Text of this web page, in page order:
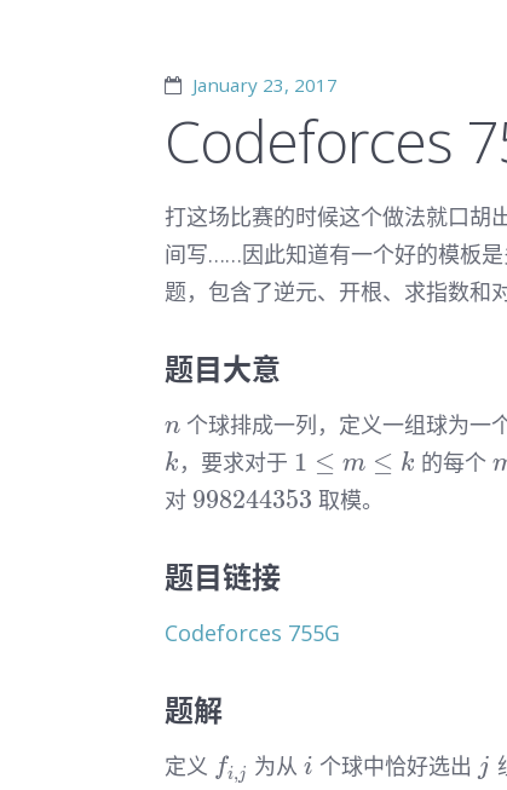
January 23, 2017
Codeforces
打这场比赛的时候这个做法就口
间写……因此知道有一个好的模板
题，包含了逆元、开根、求指数和
题目大意
n
n 个球排成一列，定义一组球为一
k，要求对于 1\le
m\le
1 ≤ m ≤ k 的每个
对 998244353
998244353 取模。
题目链接
Codeforces 755G
题解
定义 f_{i,j}
fi,j 为从i
i 个球中恰好选出 j
j